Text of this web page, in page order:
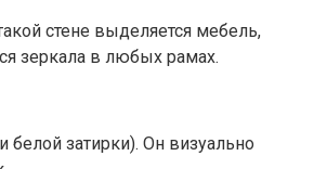
стене выделяется мебель,
зеркала в любых рамах.
затирки). Он визуально